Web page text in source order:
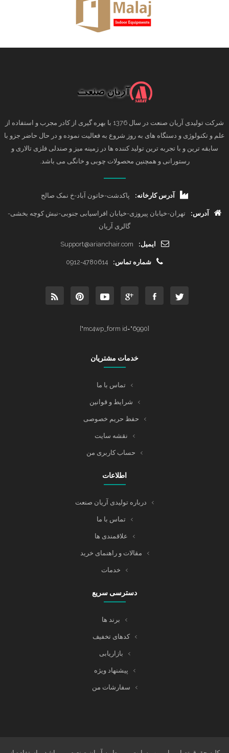
شرکت تولیدی آریان صنعت در سال 1376 با بهره گیری از کادر مجرب و استفاده از
علم و تکنولوژی و دستگاه های به روز شروع به فعالیت نموده و در حال حاضر جزو با
سابقه ترین و با تجربه ترین تولید کننده ها در زمینه میز و صندلی فلزی تالاری و
رستورانی و همچنین محصولات چوبی و خانگی می باشد.
آدرس کارخانه: پاکدشت-خاتون آباد-خ نمک صالح
آدرس:
تهران-خیابان پیروزی-خیابان افراسیابی جنوبی-نبش کوچه بخشی-
گالری آریان
ایمیل: Support@arianchair.com
شماره تماس: 0912-4780614
[mc4wp_form id="6990"]
خدمات مشتریان
تماس با ما
شرایط و قوانین
حفظ حریم خصوصی
نقشه سایت
حساب کاربری من
اطلاعات
درباره تولیدی آریان صنعت
تماس با ما
علاقمندی ها
مقالات و راهنمای خرید
خدمات
دسترسی سریع
برند ها
کدهای تخفیف
بازاریابی
پیشنهاد ویژه
سفارشات من